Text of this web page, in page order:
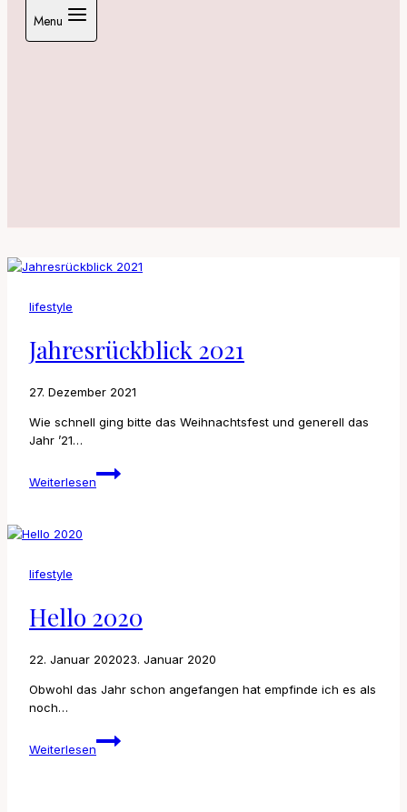
Menu
lifestyle
Jahresrückblick 2021
27. Dezember 2021
Wie schnell ging bitte das Weihnachtsfest und generell das
Jahr ’21…
Weiterlesen
Jahresrückblick
2021
lifestyle
Hello 2020
22. Januar 202023. Januar 2020
Obwohl das Jahr schon angefangen hat empfinde ich es als
noch…
Weiterlesen
Hello
2020